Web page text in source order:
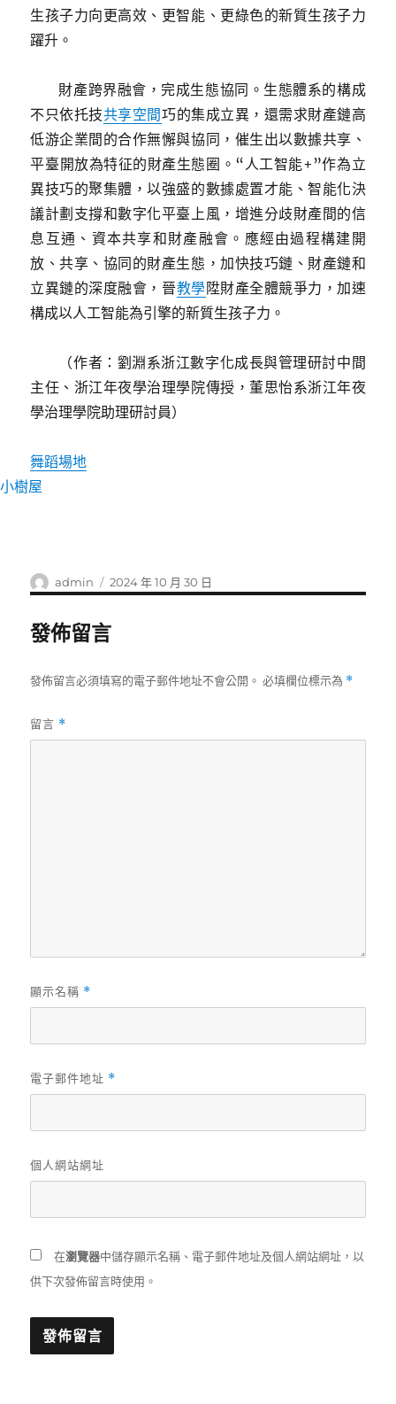
生孩子力向更高效、更智能、更綠色的新質生孩子力
躍升。
財產跨界融會，完成生態協同。生態體系的構成
不只依托技共享空間巧的集成立異，還需求財產鏈高
低游企業間的合作無懈與協同，催生出以數據共享、
平臺開放為特征的財產生態圈。“人工智能+”作為立
異技巧的聚集體，以強盛的數據處置才能、智能化決
議計劃支撐和數字化平臺上風，增進分歧財產間的信
息互通、資本共享和財產融會。應經由過程構建開
放、共享、協同的財產生態，加快技巧鏈、財產鏈和
立異鏈的深度融會，晉教學陞財產全體競爭力，加速
構成以人工智能為引擎的新質生孩子力。
（作者：劉淵系浙江數字化成長與管理研討中間
主任、浙江年夜學治理學院傳授，董思怡系浙江年夜
學治理學院助理研討員）
舞蹈場地
小樹屋
作
者
admin
發
佈
2024 年 10 月 30 日
發佈留言
發佈留言必須填寫的電子郵件地址不會公開。 必填欄位標示為 *
留言 *
顯示名稱 *
電子郵件地址 *
個人網站網址
在瀏覽器中儲存顯示名稱、電子郵件地址及個人網站網址，以
供下次發佈留言時使用。